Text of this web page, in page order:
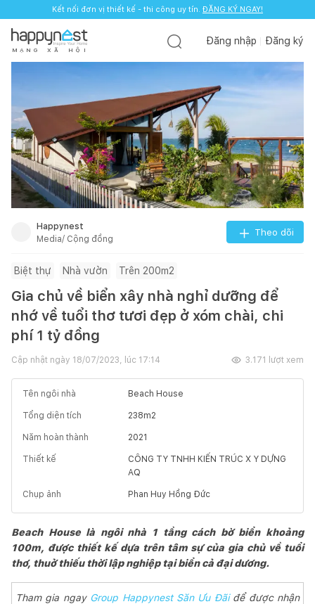
Kết nối đơn vị thiết kế - thi công uy tín. ĐĂNG KÝ NGAY!
M Ạ N G X Ã H Ộ I
Đăng nhập Đăng ký
Happynest
Media/ Cộng đồng
Theo dõi
Biệt thự Nhà vườn Trên 200m2
Gia chủ về biển xây nhà nghỉ dưỡng để
nhớ về tuổi thơ tươi đẹp ở xóm chài, chi
phí 1 tỷ đồng
Cập nhật ngày 18/07/2023, lúc 17:14 3.171 lượt xem
Tên ngôi nhà Beach House
Tổng diện tích 238m2
Năm hoàn thành 2021
Thiết kế
CÔNG TY TNHH KIẾN TRÚC X Y DỰNG
AQ
Chụp ảnh Phan Huy Hồng Đức
Beach House là ngôi nhà 1 tầng cách bờ biển khoảng
100m, được thiết kế dựa trên tâm sự của gia chủ về tuổi
thơ, thuở thiếu thời lập nghiệp tại biển cả đại dương.
Tham gia ngay Group Happynest Săn Ưu Đãi để được nhận